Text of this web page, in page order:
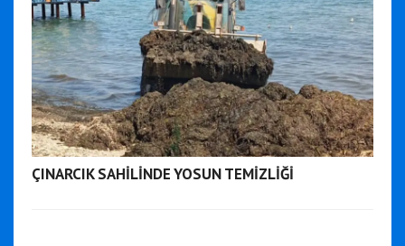
ÇINARCIK SAHİLİNDE YOSUN TEMİZLİĞİ